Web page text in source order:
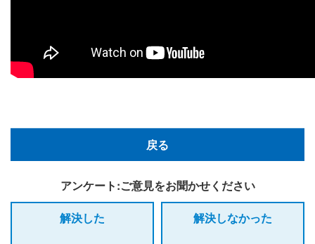
戻る
アンケート:ご意見をお聞かせください
解決した
解決しなかった